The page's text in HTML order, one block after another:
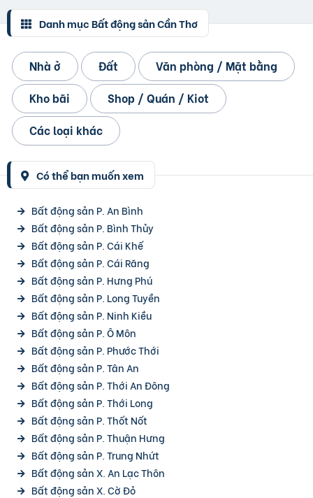
Danh mục Bất động sản Cần Thơ
Nhà ở Đất
Văn phòng / Mặt bằng
Kho bãi
Shop / Quán / Kiot
Các loại khác
Có thể bạn muốn xem
Bất động sản P. An Bình
Bất động sản P. Bình Thủy
Bất động sản P. Cái Khế
Bất động sản P. Cái Răng
Bất động sản P. Hưng Phú
Bất động sản P. Long Tuyền
Bất động sản P. Ninh Kiều
Bất động sản P. Ô Môn
Bất động sản P. Phước Thới
Bất động sản P. Tân An
Bất động sản P. Thới An Đông
Bất động sản P. Thới Long
Bất động sản P. Thốt Nốt
Bất động sản P. Thuận Hưng
Bất động sản P. Trung Nhứt
Bất động sản X. An Lạc Thôn
Bất động sản X. Cờ Đỏ